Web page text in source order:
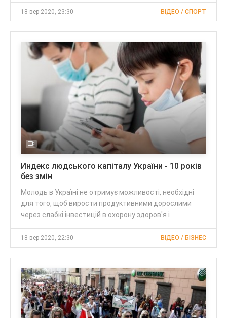
18 вер 2020, 23:30 ВІДЕО / СПОРТ
Индекс людського капіталу України - 10 років
без змін
Молодь в Україні не отримує можливості, необхідні
для того, щоб вирости продуктивними дорослими
через слабкі інвестицій в охорону здоров'я і
18 вер 2020, 22:30 ВІДЕО / БІЗНЕС